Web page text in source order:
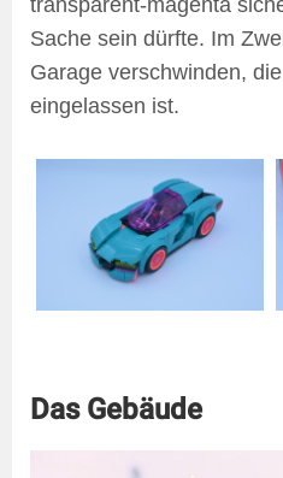
Sache sein dürfte. Im
Garage verschwinden,
eingelassen ist.
Das Gebäude